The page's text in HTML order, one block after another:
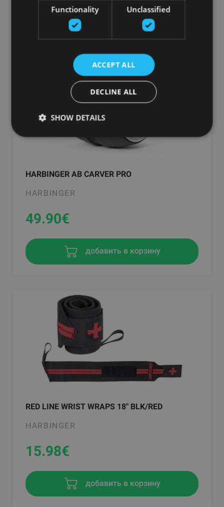
добавить в корзину
HARBINGER AB CARVER PRO
HARBINGER
49.90€
добавить в корзину
RED LINE WRIST WRAPS 18" BLK/RED
HARBINGER
15.98€
добавить в корзину
Functionality Unclassified
ACCEPT ALL
DECLINE ALL
SHOW DETAILS